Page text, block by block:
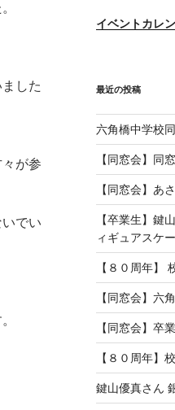
した
が参
でい
イベントカレ
最近の投稿
六角橋中学校
【同窓会】同
【同窓会】あ
【卒業生】鍵
ィギュアスケ
【８０周年】
【同窓会】六
【同窓会】卒
【８０周年】
鍵山優真さん